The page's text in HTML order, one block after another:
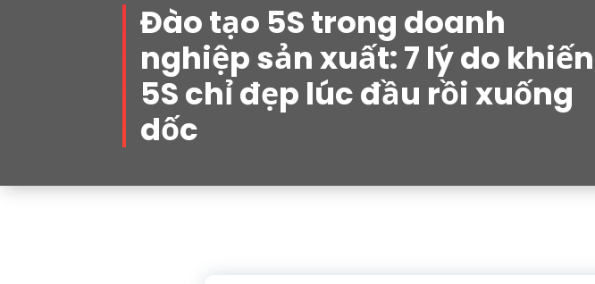
Đào tạo 5S trong doanh
nghiệp sản xuất: 7 lý do khiến
5S chỉ đẹp lúc đầu rồi xuống
dốc